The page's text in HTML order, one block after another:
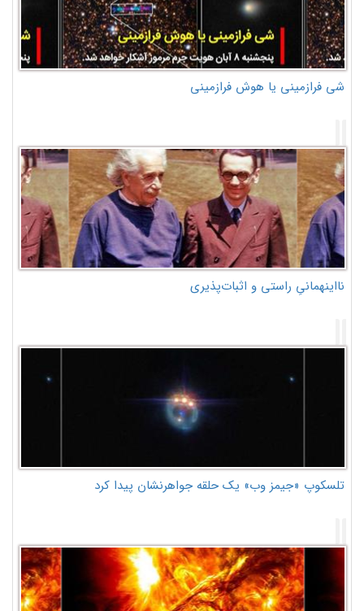
شی فرازمینی یا هوش فرازمینی
نااینهمانیِ راستی و اثبات‌پذیری
تلسکوپ «جیمز وب» یک حلقه جواهرنشان پیدا کرد